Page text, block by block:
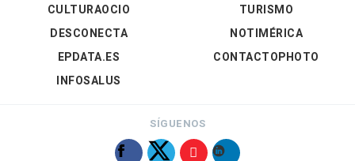
CULTURAOCIO
DESCONECTA
EPDATA.ES
INFOSALUS
TURISMO
NOTIMÉRICA
CONTACTOPHOTO
SÍGUENOS